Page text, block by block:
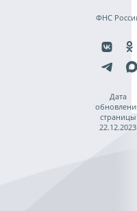
ФНС
Дата
страницы
22.12.2023